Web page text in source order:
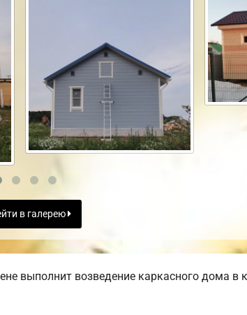
в галерею
выполнит возведение каркасного дома в